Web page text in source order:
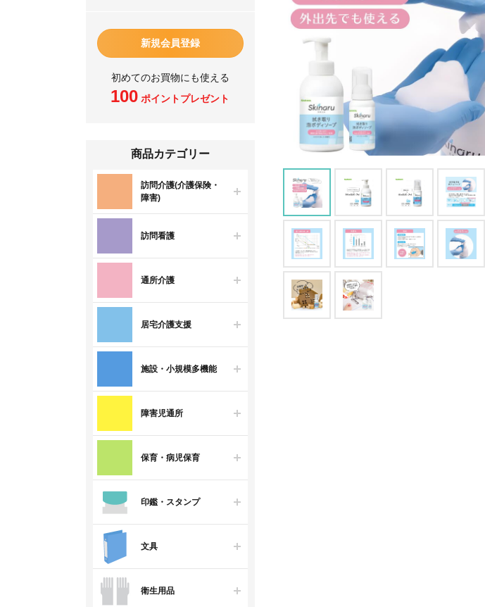
新規会員登録
初めてのお買物にも使える
100 ポイントプレゼント
商品カテゴリー
訪問介護(介護保険・
障害)
訪問看護
通所介護
居宅介護支援
施設・小規模多機能
障害児通所
保育・病児保育
印鑑・スタンプ
文具
衛生用品